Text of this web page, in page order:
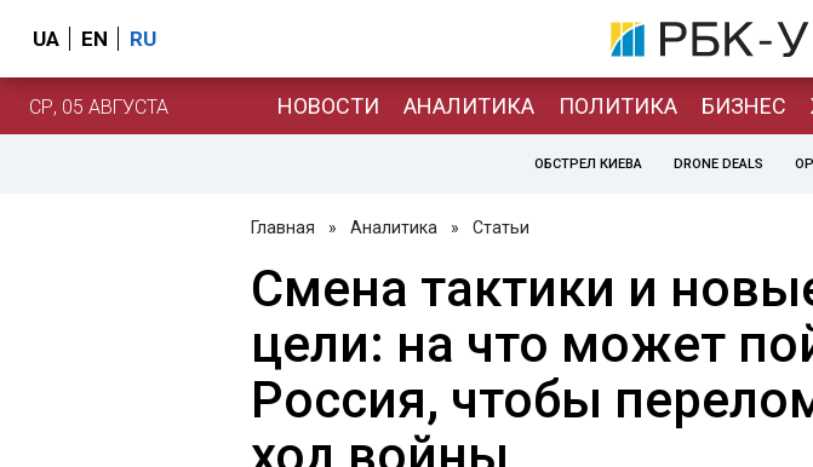
UA EN RU
СР, 05 АВГУСТА НОВОСТИ АНАЛИТИКА ПОЛИТИКА БИЗНЕС
ОБСТРЕЛ КИЕВА DRONE DEALS
Главная » Аналитика » Статьи
Смена тактики и
цели: на что может
Россия, чтобы